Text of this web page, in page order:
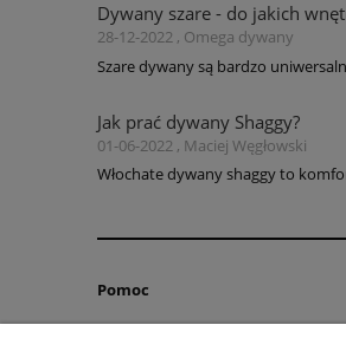
Dywany szare - do jakich
28-12-2022 , Omega dywany
Szare dywany są bardzo
Jak prać dywany Shaggy?
01-06-2022 , Maciej Węgłowski
Włochate dywany shaggy to
Pomoc